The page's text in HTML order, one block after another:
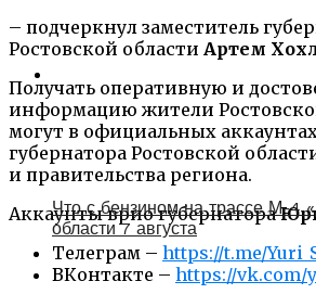
– подчеркнул заместитель
Ростовской области Артем
Получать оперативную и
информацию жители
могут в официальных
губернатора Ростовской
и правительства региона.
Аккаунты врио губернатора
Телеграм – https://t.me/
ВКонтакте – https://vk.com/
Что с бензином на трассе М-4
области 7 августа